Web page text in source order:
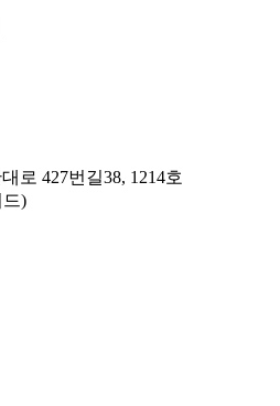
로 427번길38, 1214호
)